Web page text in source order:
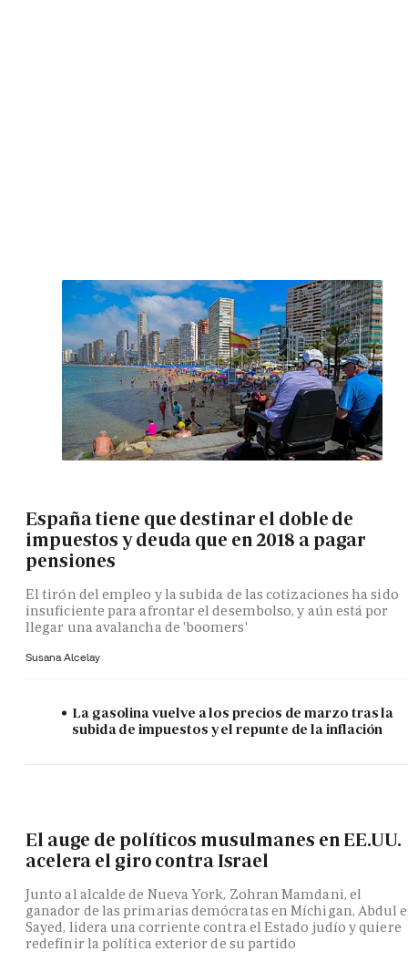
España tiene que destinar el doble de
impuestos y deuda que en 2018 a pagar
pensiones
El tirón del empleo y la subida de las cotizaciones ha sido
insuficiente para afrontar el desembolso, y aún está por
llegar una avalancha de 'boomers'
Susana Alcelay
La gasolina vuelve a los precios de marzo tras la
subida de impuestos y el repunte de la inflación
El auge de políticos musulmanes en EE.UU.
acelera el giro contra Israel
Junto al alcalde de Nueva York, Zohran Mamdani, el
ganador de las primarias demócratas en Míchigan, Abdul
Sayed, lidera una corriente contra el Estado judío y quiere
redefinir la política exterior de su partido